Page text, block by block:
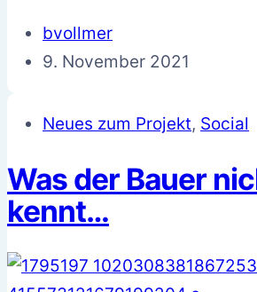
bvollmer
9. November 2021
Neues zum Projekt, Social
Was der Bauer
kennt…